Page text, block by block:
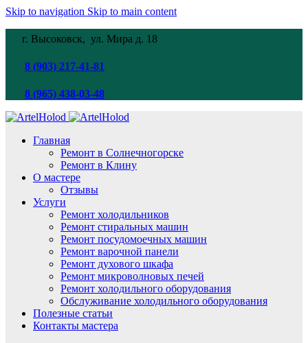
Skip to navigation Skip to main content
г. Высоковск, ул. Мира д. 18
8 (903) 217-41-81
8 (965) 438-03-48
Главная
Ремонт в Солнечногорске
Ремонт в Клину
О мастере
Отзывы
Услуги
Ремонт холодильников
Ремонт стиральных машин
Ремонт посудомоечных машин
Ремонт варочной панели
Ремонт духового шкафа
Ремонт микроволновых печей
Ремонт холодильного оборудования
Обслуживание холодильного оборудования
Полезные статьи
Контакты мастера